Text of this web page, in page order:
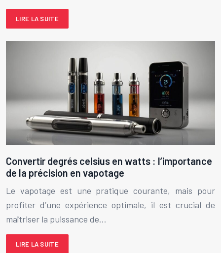
LIRE LA SUITE
Convertir degrés celsius en watts : l’importance
de la précision en vapotage
Le vapotage est une pratique courante, mais pour
profiter d’une expérience optimale, il est crucial de
maîtriser la puissance de…
LIRE LA SUITE